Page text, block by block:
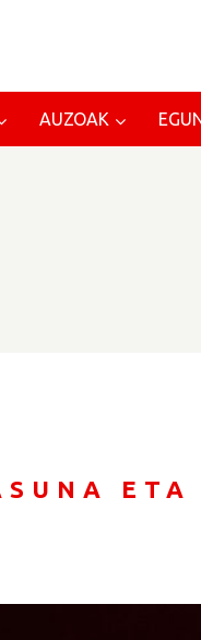
AUZOAK
ETA